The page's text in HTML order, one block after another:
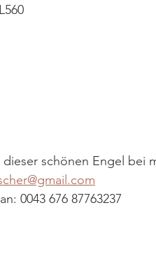
schönen Engel bei
0043 676 87763237